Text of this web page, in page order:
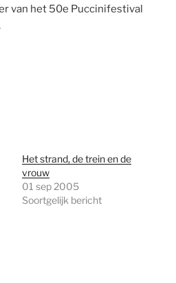
van het 50e Puccinifestival
Het strand, de trein en de
vrouw
01 sep 2005
Soortgelijk bericht